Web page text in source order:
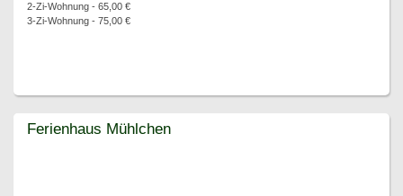
2-Zi-Wohnung - 65,00 €
3-Zi-Wohnung - 75,00 €
Ferienhaus Mühlchen
Ferienhaus Mühlchen